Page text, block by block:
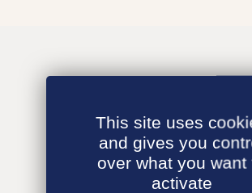
This site uses
and gives you
over what you want
activate